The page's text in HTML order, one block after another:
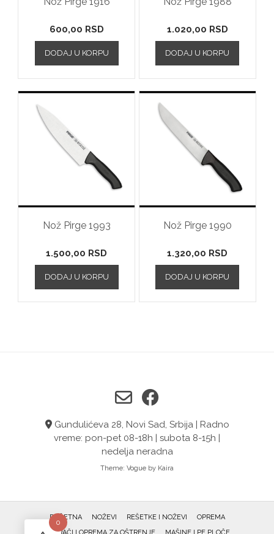
600,00 RSD
DODAJ U KORPU
1.020,00 RSD
DODAJ U KORPU
Nož Pirge 1993
1.500,00 RSD
DODAJ U KORPU
Nož Pirge 1990
1.320,00 RSD
DODAJ U KORPU
Gundulićeva 28, Novi Sad, Srbija | Radno
vreme: pon-pet 08-18h | subota 8-15h |
nedelja neradna
Theme: Vogue by Kaira
POČETNA NOŽEVI REŠETKE I NOŽEVI
OPREMA
0